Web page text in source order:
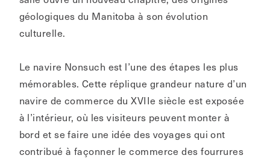
géologiques du Manitoba à son évolution
culturelle.
Le navire Nonsuch est l’une des étapes les plus
mémorables. Cette réplique grandeur nature d’un
navire de commerce du XVIIe siècle est exposée
à l’intérieur, où les visiteurs peuvent monter à
bord et se faire une idée des voyages qui ont
contribué à façonner le commerce des fourrures